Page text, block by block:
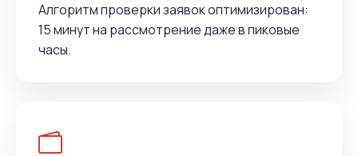
Алгоритм проверки заявок оптимизирован:
15 минут на рассмотрение даже в пиковые
часы.